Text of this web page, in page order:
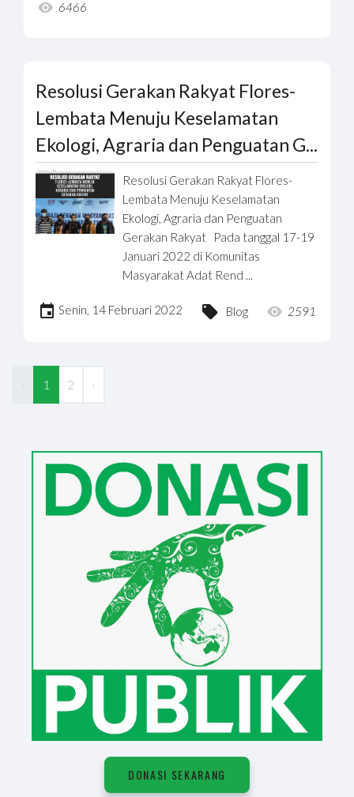
6466
Resolusi Gerakan Rakyat Flores-
Lembata Menuju Keselamatan
Ekologi, Agraria dan Penguatan G...
Resolusi Gerakan Rakyat Flores-
Lembata Menuju Keselamatan
Ekologi, Agraria dan Penguatan
Gerakan Rakyat Pada tanggal 17-19
Januari 2022 di Komunitas
Masyarakat Adat Rend ...
Senin, 14 Februari 2022 Blog 2591
1 2 ›
DONASI SEKARANG